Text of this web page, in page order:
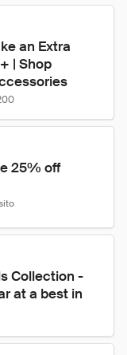
an Extra
| Shop
25% off
Collection -
at a best in